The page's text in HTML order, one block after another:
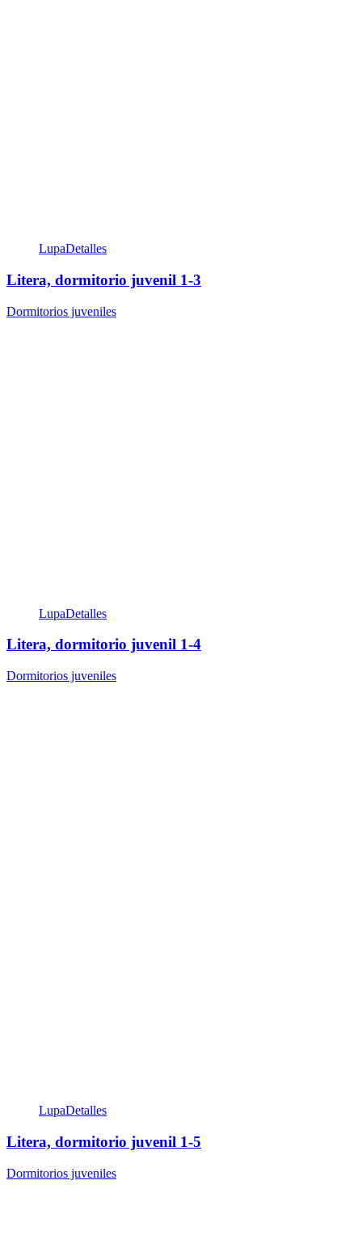
LupaDetalles
Litera, dormitorio juvenil 1-3
Dormitorios juveniles
LupaDetalles
Litera, dormitorio juvenil 1-4
Dormitorios juveniles
LupaDetalles
Litera, dormitorio juvenil 1-5
Dormitorios juveniles